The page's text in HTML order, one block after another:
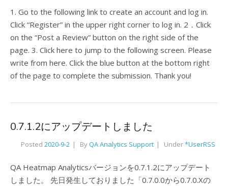
1. Go to the following link to create an account and log in.
Click “Register” in the upper right corner to log in. 2．Click
on the “Post a Review” button on the right side of the
page. 3. Click here to jump to the following screen. Please
write from here. Click the blue button at the bottom right
of the page to complete the submission. Thank you!
0.7.1.2にアップデートしました
Posted 2020-9-2 ByQA Analytics Support Under*UserRSS
QA Heatmap Analyticsバージョンを0.7.1.2にアップデート
しました。 先日発生しておりました「0.7.0.0から0.7.0.Xの